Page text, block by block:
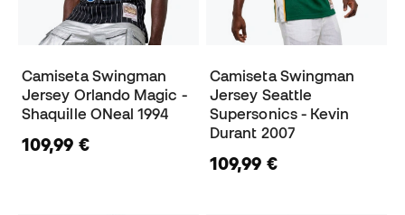
Camiseta Swingman
Jersey Orlando Magic -
Shaquille ONeal 1994
109,99 €
Camiseta Swingman
Jersey Seattle
Supersonics - Kevin
Durant 2007
109,99 €